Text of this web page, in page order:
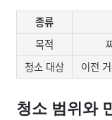
종류
목적
청소 대상
이전
청소 범위와